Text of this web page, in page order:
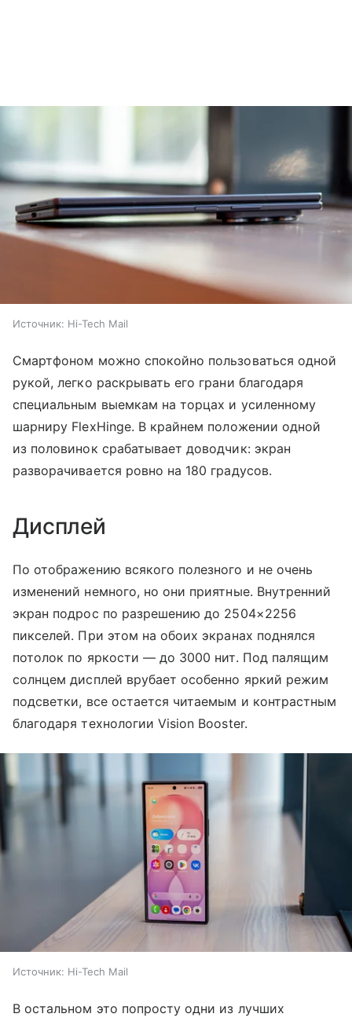
Источник: Hi-Tech Mail
Смартфоном можно спокойно пользоваться одной
рукой, легко раскрывать его грани благодаря
специальным выемкам на торцах и усиленному
шарниру FlexHinge. В крайнем положении одной
из половинок срабатывает доводчик: экран
разворачивается ровно на 180 градусов.
Дисплей
По отображению всякого полезного и не очень
изменений немного, но они приятные. Внутренний
экран подрос по разрешению до 2504×2256
пикселей. При этом на обоих экранах поднялся
потолок по яркости — до 3000 нит. Под палящим
солнцем дисплей врубает особенно яркий режим
подсветки, все остается читаемым и контрастным
благодаря технологии Vision Booster.
Источник: Hi-Tech Mail
В остальном это попросту одни из лучших